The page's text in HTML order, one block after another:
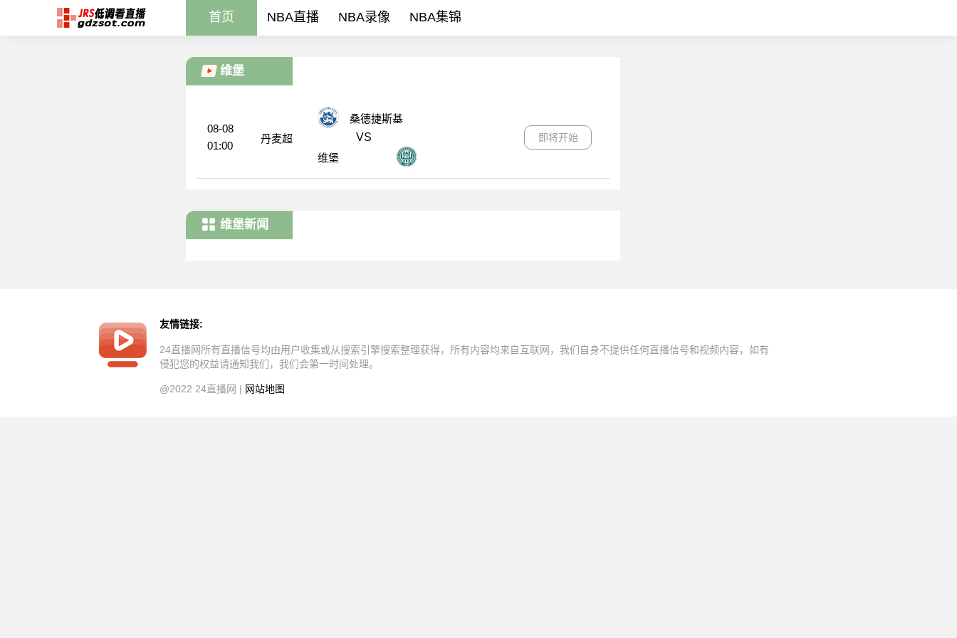
首页 NBA直播 NBA录像 NBA集锦
维堡
08-08
01:00
丹麦超
桑德捷斯基
VS
维堡
即将开始
维堡新闻
友情链接:
24直播网所有直播信号均由用户收集或从搜索引擎搜索整理获得，所有内容均来自互联网，我们自身不提供任何直播信号和视频内容，如有
侵犯您的权益请通知我们，我们会第一时间处理。
@2022 24直播网 | 网站地图